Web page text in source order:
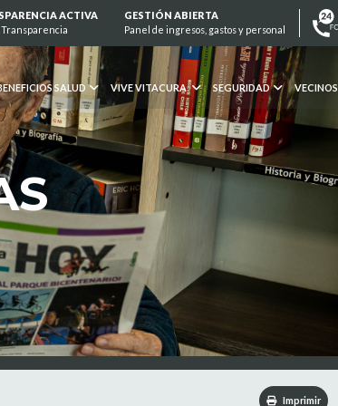
ACTIVA
Transparencia
GESTIÓN ABIERTA
Panel de ingresos, gastos y personal
SALUD VIVE VITACURA SEGURIDAD VECINOS
Imprimir